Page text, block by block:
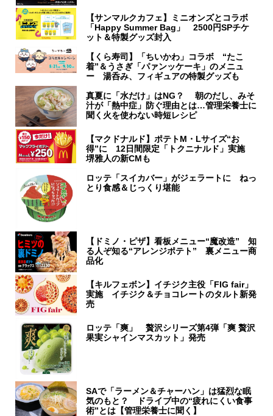
【サンマルクカフェ】ミニオンズとコラボ
「Happy Summer Bag」 2500円SPチケ
ット＆特製グッズ封入
【くら寿司】「ちいかわ」コラボ “たこ
着”＆うさぎ「パァンッケーキ」のメニュ
ー 湯呑み、フィギュアの特製グッズも
真夏に「水だけ」はNG？ 朝のだし、みそ
汁が「熱中症」防ぐ理由とは…管理栄養士に
聞く火を使わない時短レシピ
【マクドナルド】ポテトM・Lサイズ“お
得”に 12日間限定「トクニナルド」実施
堺雅人の新CMも
ロッテ「スイカバー」がジェラートに ねっ
とり食感＆じっくり堪能
【ドミノ・ピザ】看板メニュー“魔改造” 知
る人ぞ知る“アレンジポテト” 裏メニュー商
品化
【キルフェボン】イチジク主役「FIG fair」
実施 イチジク＆チョコレートのタルト新発
売
ロッテ「爽」 贅沢シリーズ第4弾「爽 贅沢
果実シャインマスカット」発売
SAで「ラーメン＆チャーハン」は猛烈な眠
気のもと？ ドライブ中の“疲れにくい食事
術”とは【管理栄養士に聞く】